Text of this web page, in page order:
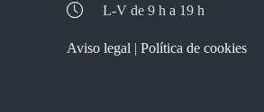
L-V de 9 h a 19 h
Aviso legal | Política de cookies